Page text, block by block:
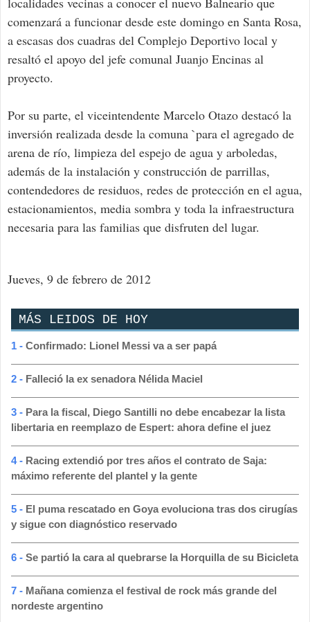
comenzará a funcionar desde este domingo en Santa Rosa,
a escasas dos cuadras del Complejo Deportivo local y
resaltó el apoyo del jefe comunal Juanjo Encinas al
proyecto.
Por su parte, el viceintendente Marcelo Otazo destacó la
inversión realizada desde la comuna `para el agregado de
arena de río, limpieza del espejo de agua y arboledas,
además de la instalación y construcción de parrillas,
contendedores de residuos, redes de protección en el agua,
estacionamientos, media sombra y toda la infraestructura
necesaria para las familias que disfruten del lugar.
Jueves, 9 de febrero de 2012
MÁS LEIDOS DE HOY
1 - Confirmado: Lionel Messi va a ser papá
2 - Falleció la ex senadora Nélida Maciel
3 - Para la fiscal, Diego Santilli no debe encabezar la lista
libertaria en reemplazo de Espert: ahora define el juez
4 - Racing extendió por tres años el contrato de Saja:
máximo referente del plantel y la gente
5 - El puma rescatado en Goya evoluciona tras dos cirugías
y sigue con diagnóstico reservado
6 - Se partió la cara al quebrarse la Horquilla de su Bicicleta
7 - Mañana comienza el festival de rock más grande del
nordeste argentino